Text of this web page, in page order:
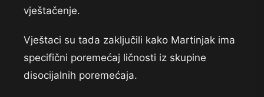
vještačenje.
Vještaci su tada zaključili kako Martinjak ima
specifični poremećaj ličnosti iz skupine
disocijalnih poremećaja.